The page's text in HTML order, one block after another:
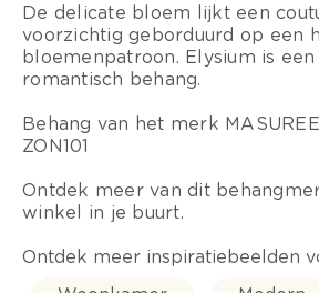
De delicate bloem lijkt een
voorzichtig geborduurd op een
bloemenpatroon. Elysium is
romantisch behang.
Behang van het merk
ZON101
Ontdek meer van dit
winkel in je buurt.
Ontdek meer inspiratiebeelden